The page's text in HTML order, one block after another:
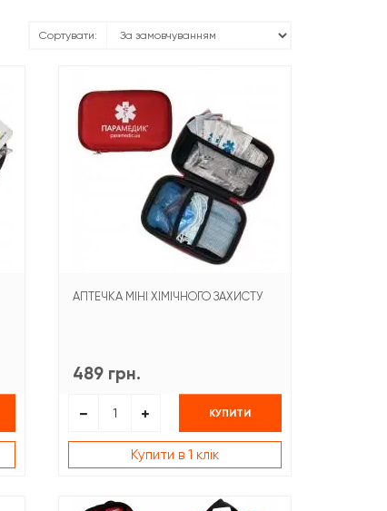
Сортувати:
АПТЕЧКА МІНІ ХІМІЧНОГО ЗАХИСТУ
489 грн.
КУПИТИ
Купити в 1 клік